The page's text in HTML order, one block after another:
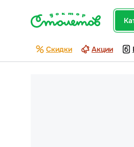
Скидки Акции